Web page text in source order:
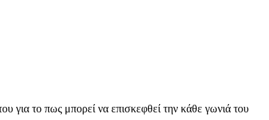
για το πως μπορεί να επισκεφθεί την κάθε γωνιά του